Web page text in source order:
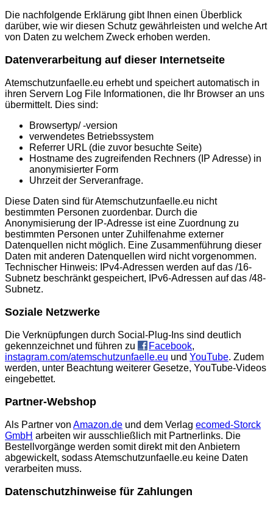
Die nachfolgende Erklärung gibt Ihnen einen Überblick
darüber, wie wir diesen Schutz gewährleisten und welche Art
von Daten zu welchem Zweck erhoben werden.
Datenverarbeitung auf dieser Internetseite
Atemschutzunfaelle.eu erhebt und speichert automatisch in
ihren Servern Log File Informationen, die Ihr Browser an uns
übermittelt. Dies sind:
Browsertyp/ -version
verwendetes Betriebssystem
Referrer URL (die zuvor besuchte Seite)
Hostname des zugreifenden Rechners (IP Adresse) in
anonymisierter Form
Uhrzeit der Serveranfrage.
Diese Daten sind für Atemschutzunfaelle.eu nicht
bestimmten Personen zuordenbar. Durch die
Anonymisierung der IP-Adresse ist eine Zuordnung zu
bestimmten Personen unter Zuhilfenahme externer
Datenquellen nicht möglich. Eine Zusammenführung dieser
Daten mit anderen Datenquellen wird nicht vorgenommen.
Technischer Hinweis: IPv4-Adressen werden auf das /16-
Subnetz beschränkt gespeichert, IPv6-Adressen auf das /48-
Subnetz.
Soziale Netzwerke
Die Verknüpfungen durch Social-Plug-Ins sind deutlich
gekennzeichnet und führen zu
Facebook,
instagram.com/atemschutzunfaelle.eu und YouTube. Zudem
werden, unter Beachtung weiterer Gesetze, YouTube-Videos
eingebettet.
Partner-Webshop
Als Partner von Amazon.de und dem Verlag ecomed-Storck
GmbH arbeiten wir ausschließlich mit Partnerlinks. Die
Bestellvorgänge werden somit direkt mit den Anbietern
abgewickelt, sodass Atemschutzunfaelle.eu keine Daten
verarbeiten muss.
Datenschutzhinweise für Zahlungen